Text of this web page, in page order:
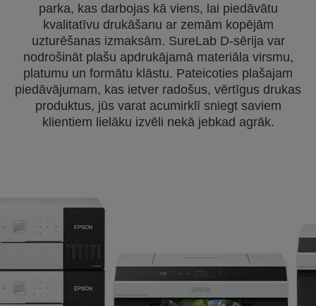
parka, kas darbojas kā viens, lai piedāvātu
kvalitatīvu drukāšanu ar zemām kopējām
uzturēšanas izmaksām. SureLab D-sērija var
nodrošināt plašu apdrukājamā materiāla virsmu,
platumu un formātu klāstu. Pateicoties plašajam
piedāvājumam, kas ietver radošus, vērtīgus drukas
produktus, jūs varat acumirklī sniegt saviem
klientiem lielāku izvēli nekā jebkad agrāk.